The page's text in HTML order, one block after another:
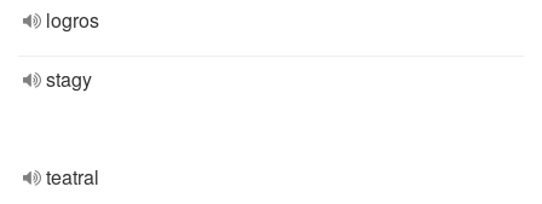
logros
stagy
teatral